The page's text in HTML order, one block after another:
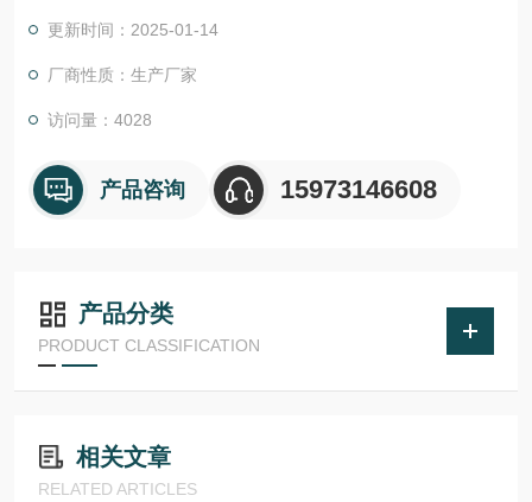
更新时间：2025-01-14
厂商性质：生产厂家
访问量：4028
产品咨询 15973146608
产品分类
PRODUCT CLASSIFICATION
相关文章
RELATED ARTICLES